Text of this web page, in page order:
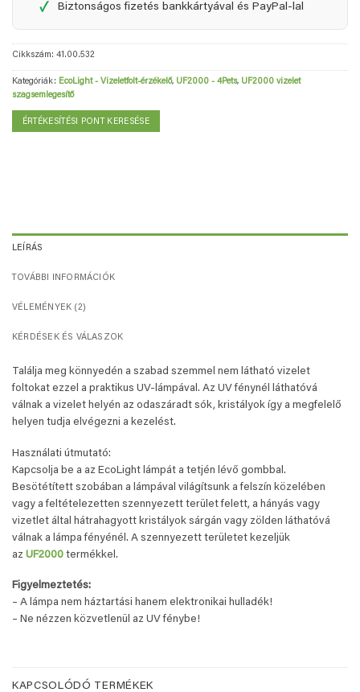
✓ Biztonságos fizetés bankkártyával és PayPal-lal
Cikkszám: 41.00.532
Kategóriák: EcoLight - Vizeletfolt-érzékelő, UF2000 - 4Pets, UF2000 vizelet
szagsemlegesítő
ÉRTÉKESÍTÉSI PONT KERESÉSE
LEÍRÁS
TOVÁBBI INFORMÁCIÓK
VÉLEMÉNYEK (2)
KÉRDÉSEK ÉS VÁLASZOK
Találja meg könnyedén a szabad szemmel nem látható vizelet
foltokat ezzel a praktikus UV-lámpával. Az UV fénynél láthatóvá
válnak a vizelet helyén az odaszáradt sók, kristályok így a megfelelő
helyen tudja elvégezni a kezelést.
Használati útmutató:
Kapcsolja be a az EcoLight lámpát a tetjén lévő gombbal.
Besötétített szobában a lámpával világítsunk a felszín közelében
vagy a feltételezetten szennyezett terület felett, a hányás vagy
vizetlet által hátrahagyott kristályok sárgán vagy zölden láthatóvá
válnak a lámpa fényénél. A szennyezett területet kezeljük
az UF2000 termékkel.
Figyelmeztetés:
– A lámpa nem háztartási hanem elektronikai hulladék!
– Ne nézzen közvetlenül az UV fénybe!
KAPCSOLÓDÓ TERMÉKEK